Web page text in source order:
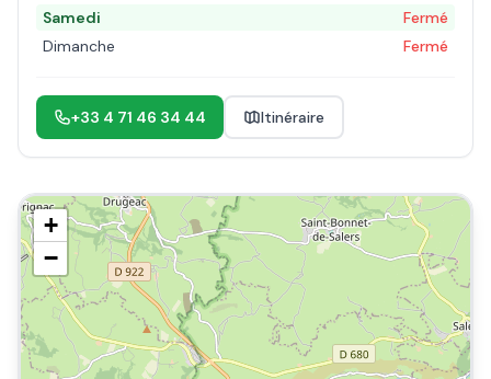
Samedi
Fermé
Dimanche
Fermé
+33 4 71 46 34 44 Itinéraire
+
−